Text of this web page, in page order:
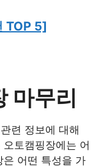
TOP 5]
마무리
련 정보에 대해
토캠핑장에는 어
은 어떤 특성을 가